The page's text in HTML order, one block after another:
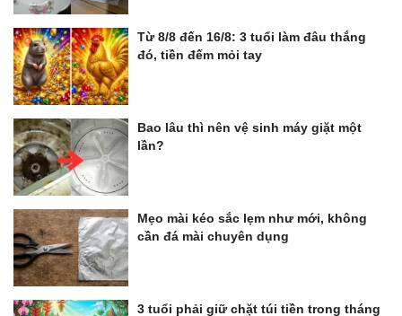
Từ 8/8 đến 16/8: 3 tuổi làm đâu thắng
đó, tiền đếm mỏi tay
Bao lâu thì nên vệ sinh máy giặt một
lần?
Mẹo mài kéo sắc lẹm như mới, không
cần đá mài chuyên dụng
3 tuổi phải giữ chặt túi tiền trong tháng